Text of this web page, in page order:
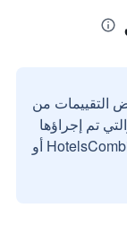
التقييمات من
تم إجراؤها
بواسطة مستخدمين حقيقيين مع HotelsCombined أو